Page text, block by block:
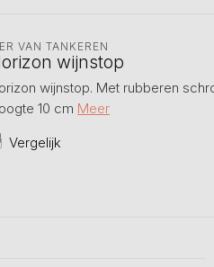
VAN TANKEREN
wijnstop
wijnstop. Met rubberen
10 cm Meer
Vergelijk